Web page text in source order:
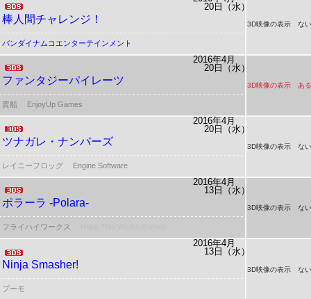
20日（水）
棒人間チャレンジ！ 3D映像の表示 な
バンダイナムコエンターテインメント
2016年4月
20日（水）
ファンタジーパイレーツ 3D映像の表示 あ
賈船 EnjoyUp Games
2016年4月
20日（水）
ツナガレ・ナンバーズ 3D映像の表示 な
レイニーフロッグ Engine Software
2016年4月
13日（水）
ポラーラ -Polara- 3D映像の表示 な
フライハイワークス
2016年4月
13日（水）
Ninja Smasher! 3D映像の表示 な
プーモ